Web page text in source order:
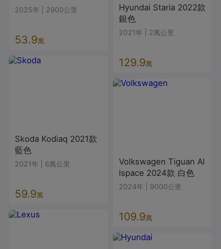
2025年 2900公里
53.9萬
Skoda Kodiaq 2021款
藍色
2021年 6萬公里
59.9萬
Hyundai Staria 2022款
銀色
2021年 2萬公里
129.9萬
Volkswagen Tiguan Al
lspace 2024款 白色
2024年 9000公里
109.9萬